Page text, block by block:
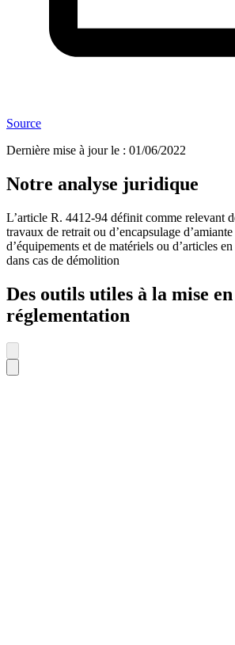
Source
Dernière mise à jour le : 01/06/2022
Notre analyse juridique
L’article R. 4412-94 définit comme relevant
travaux de retrait ou d’encapsulage
d’équipements et de matériels ou d’articles
dans cas de démolition
Des outils utiles à la mise
réglementation